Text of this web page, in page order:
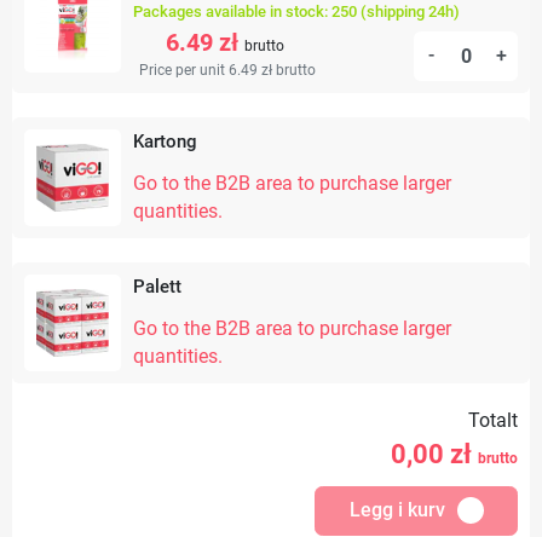
Packages available in stock: 250 (shipping 24h)
6.49 zł brutto
Price per unit 6.49 zł brutto
- +
Kartong
Go to the B2B area to purchase larger
quantities.
Palett
Go to the B2B area to purchase larger
quantities.
Totalt
0,00 zł brutto
Legg i kurv